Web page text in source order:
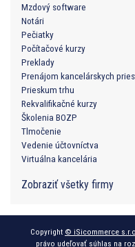
Mzdový software
Notári
Pečiatky
Počítačové kurzy
Preklady
Prenájom kancelárskych
Prieskum trhu
Rekvalifikačné kurzy
Školenia BOZP
Tlmočenie
Vedenie účtovníctva
Virtuálna kancelária
Zobraziť všetky firmy
Copyright © iSicommerce
právo udeľovať súhlas na